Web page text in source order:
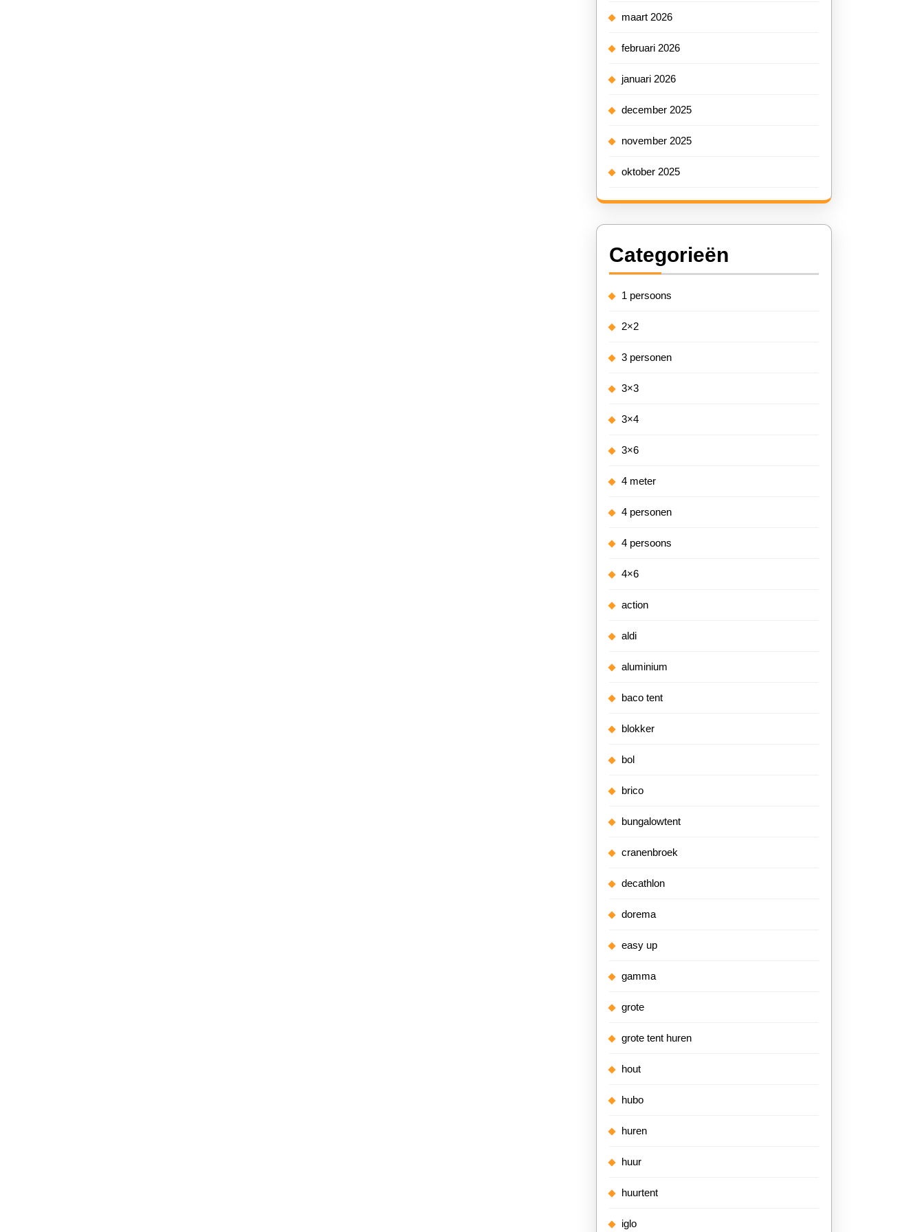
maart 2026
februari 2026
januari 2026
december 2025
november 2025
oktober 2025
Categorieën
1 persoons
2×2
3 personen
3×3
3×4
3×6
4 meter
4 personen
4 persoons
4×6
action
aldi
aluminium
baco tent
blokker
bol
brico
bungalowtent
cranenbroek
decathlon
dorema
easy up
gamma
grote
grote tent huren
hout
hubo
huren
huur
huurtent
iglo